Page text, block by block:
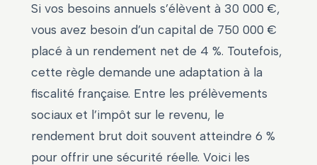
Si vos besoins annuels s’élèvent à 30 000 €,
vous avez besoin d’un capital de 750 000 €
placé à un rendement net de 4 %. Toutefois,
cette règle demande une adaptation à la
fiscalité française. Entre les prélèvements
sociaux et l’impôt sur le revenu, le
rendement brut doit souvent atteindre 6 %
pour offrir une sécurité réelle. Voici les